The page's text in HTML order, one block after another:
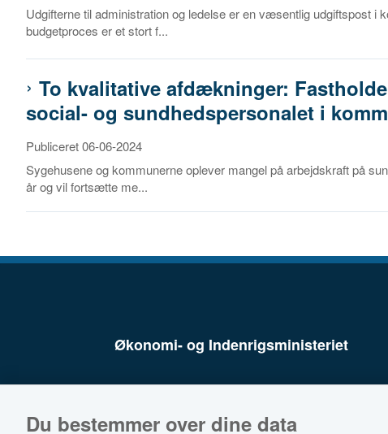
Udgifterne til administration og ledelse er en væsentlig udgiftspost
budgetproces er et stort f...
To kvalitative afdækninger:
social- og sundhedspersonalet i
Publiceret 06-06-2024
Sygehusene og kommunerne oplever mangel på arbejdskraft på
år og vil fortsætte me...
Økonomi- og Indenrigsministeriet
Du bestemmer over dine data